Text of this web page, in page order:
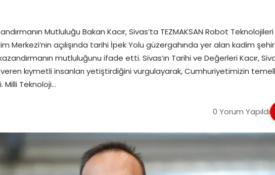
Mutluluğu Bakan Kacır, Sivas’ta TEZMAKSAN Robot Teknolojileri
Merkezi’nin açılışında tarihi İpek Yolu güzergahında yer alan kadim şehir
mutluluğunu ifade etti. Sivas’ın Tarihi ve Değerleri Kacır,
kıymetli insanları yetiştirdiğini vurgulayarak, Cumhuriyetimizin
Milli Teknoloji…
0 Yorum Yapıldı